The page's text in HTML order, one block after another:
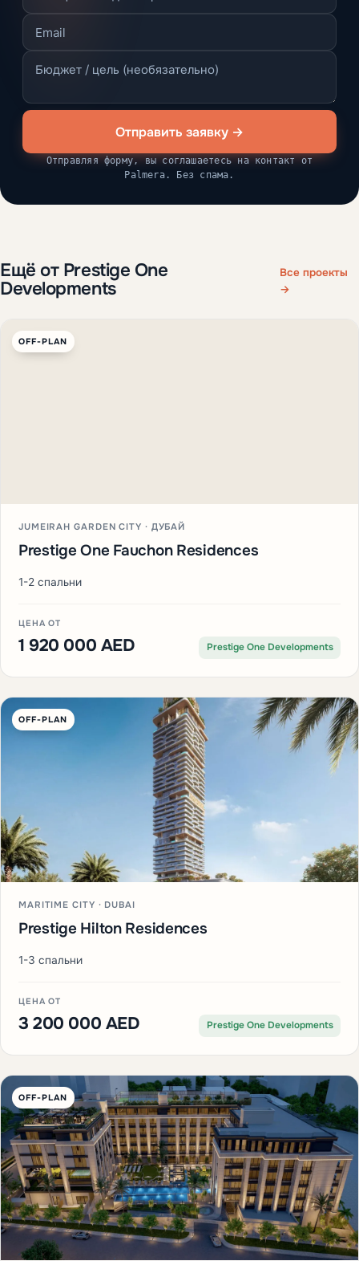
Отправить заявку →
Отправляя форму, вы соглашаетесь на контакт от
Palmera. Без спама.
Ещё от Prestige One
Developments
Все проекты
→
OFF-PLAN
JUMEIRAH GARDEN CITY · ДУБАЙ
Prestige One Fauchon Residences
1-2 спальни
ЦЕНА ОТ
1 920 000 AED Prestige One Developments
OFF-PLAN
MARITIME CITY · DUBAI
Prestige Hilton Residences
1-3 спальни
ЦЕНА ОТ
3 200 000 AED Prestige One Developments
OFF-PLAN